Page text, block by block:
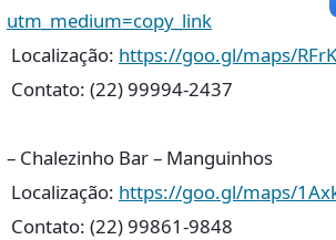
utm_medium=copy_link
Localização: https://goo.gl/maps/
Contato: (22) 99994-2437
– Chalezinho Bar – Manguinhos
Localização: https://goo.gl/maps/
Contato: (22) 99861-9848